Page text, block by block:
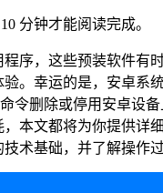
分钟才能阅读完成。
序，这些预装软件有
。幸运的是，安卓系
令删除或停用安卓设
本文都将为你提供详
术基础，并了解操作